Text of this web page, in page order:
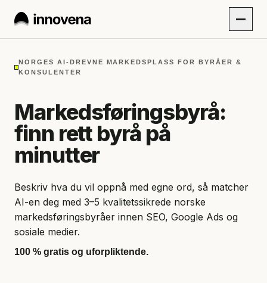
NORGES AI-DREVNE MARKEDSPLASS FOR BYRÅER &
KONSULENTER
Markedsføringsbyrå:
finn rett byrå på
minutter
Beskriv hva du vil oppnå med egne ord, så matcher
AI-en deg med 3–5 kvalitetssikrede norske
markedsføringsbyråer innen SEO, Google Ads og
sosiale medier.
100 % gratis og uforpliktende.